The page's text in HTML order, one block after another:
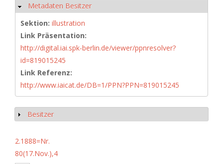
Ausblenden
Metadaten Besitzer
Sektion: illustration
Link Präsentation:
http://digital.iai.spk-berlin.de/viewer/ppnresolver?
id=819015245
Link Referenz:
http://www.iaicat.de/DB=1/PPN?PPN=819015245
Anzeigen
Besitzer
2.1888=Nr.
80(17.Nov.),4